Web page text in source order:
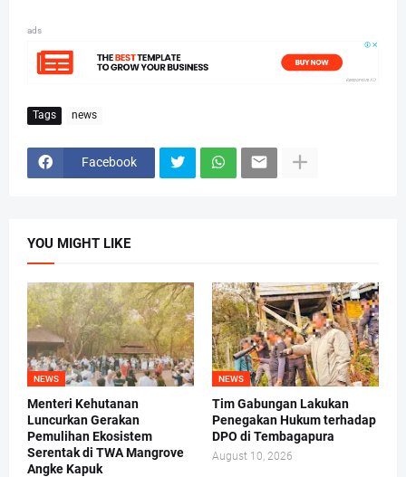
ads
Tags news
Facebook
YOU MIGHT LIKE
NEWS
Menteri Kehutanan
Luncurkan Gerakan
Pemulihan Ekosistem
Serentak di TWA Mangrove
Angke Kapuk
NEWS
Tim Gabungan Lakukan
Penegakan Hukum terhadap
DPO di Tembagapura
August 10, 2026